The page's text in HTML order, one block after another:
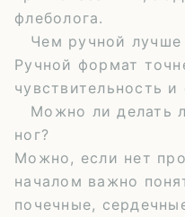
флеболога.
Чем ручной лучше
Ручной формат
чувствительность
Можно ли делать
ног?
Можно, если нет
началом важно
почечные,